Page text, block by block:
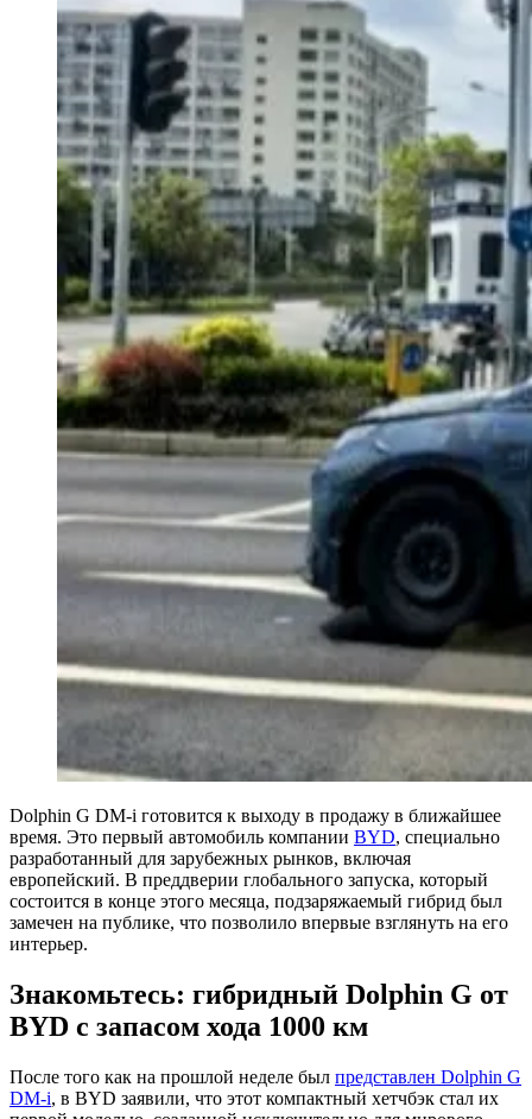
Dolphin G DM-i готовится к выходу в продажу в ближайшее
время. Это первый автомобиль компании BYD, специально
разработанный для зарубежных рынков, включая
европейский. В преддверии глобального запуска, который
состоится в конце этого месяца, подзаряжаемый гибрид был
замечен на публике, что позволило впервые взглянуть на его
интерьер.
Знакомьтесь: гибридный Dolphin G от
BYD с запасом хода 1000 км
После того как на прошлой неделе был представлен Dolphin G
DM-i, в BYD заявили, что этот компактный хетчбэк стал их